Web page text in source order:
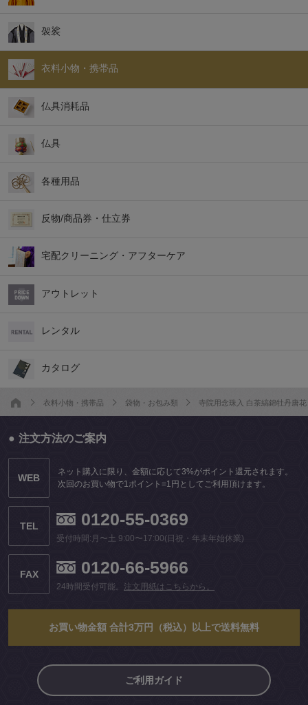
袈裟
衣料小物・携帯品
仏具消耗品
仏具
各種用品
反物/商品券・仕立券
宅配クリーニング・アフターケア
アウトレット
レンタル
カタログ
衣料小物・携帯品 袋物・お包み類 寺院用念珠入 白茶縞錦牡丹唐
注文方法のご案内
WEB
ネット購入に限り、金額に応じて3%がポイント還元されます。
次回のお買い物で1ポイント=1円としてご利用頂けます。
TEL 0120-55-0369
受付時間:月〜土 9:00〜17:00(日祝・年末年始休業)
FAX 0120-66-5966
24時間受付可能。 注文用紙はこちらから。
お買い物金額 合計3万円（税込）以上で送料無料
ご利用ガイド